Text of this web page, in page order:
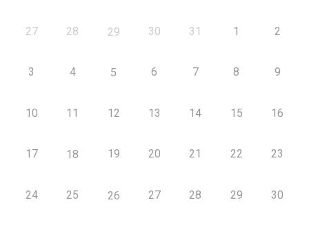
27 28 29 30 31 1 2
3 4 5 6 7 8 9
10 11 12 13 14 15 16
17 18 19 20 21 22 23
24 25 26 27 28 29 30